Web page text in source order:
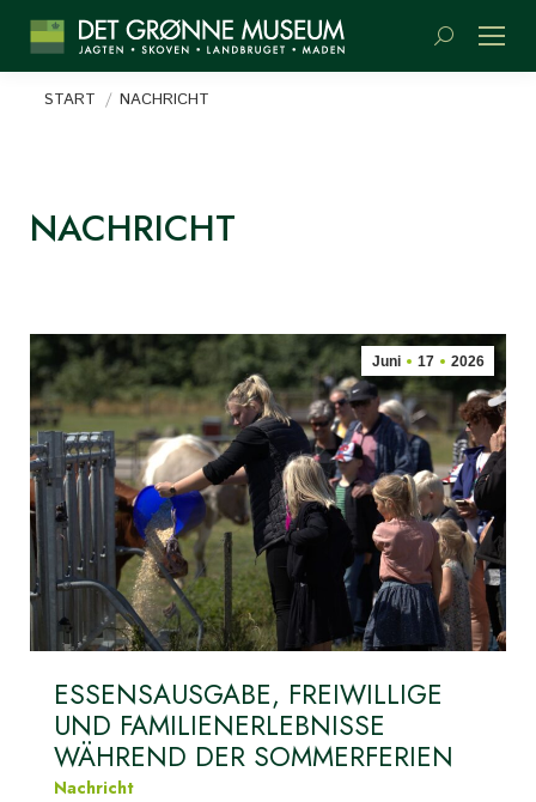
Suchen:
START NACHRICHT
NACHRICHT
Juni 17 2026
ESSENSAUSGABE, FREIWILLIGE
UND FAMILIENERLEBNISSE
WÄHREND DER SOMMERFERIEN
Nachricht